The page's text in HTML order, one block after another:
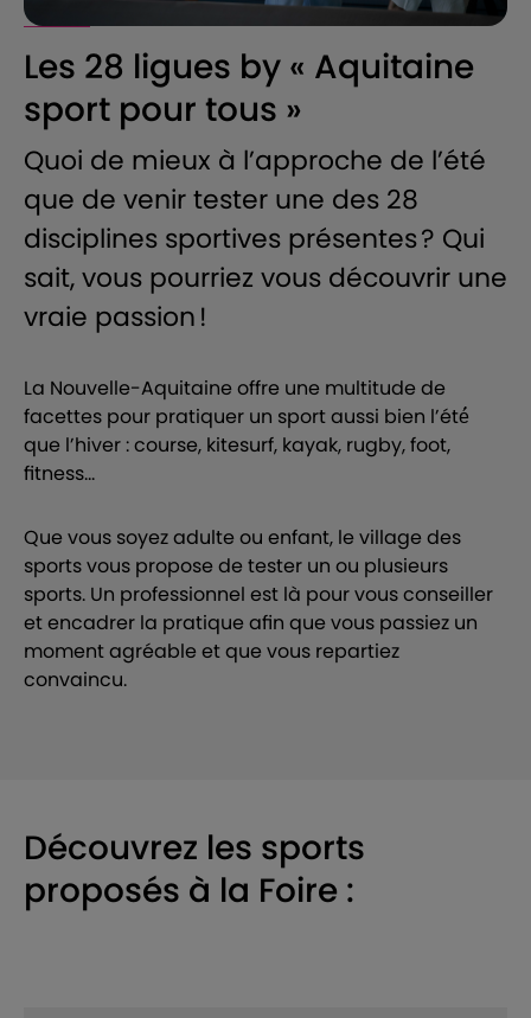
Les 28 ligues by « Aquitaine
sport pour tous »
Quoi de mieux à l’approche de l’été
que de venir tester une des 28
disciplines sportives présentes ? Qui
sait, vous pourriez vous découvrir une
vraie passion !
La Nouvelle-Aquitaine offre une multitude de
facettes pour pratiquer un sport aussi bien l’été́
que l’hiver : course, kitesurf, kayak, rugby, foot,
fitness...
Que vous soyez adulte ou enfant, le village des
sports vous propose de tester un ou plusieurs
sports. Un professionnel est là pour vous conseiller
et encadrer la pratique afin que vous passiez un
moment agréable et que vous repartiez
convaincu.
Découvrez les sports
proposés à la Foire :